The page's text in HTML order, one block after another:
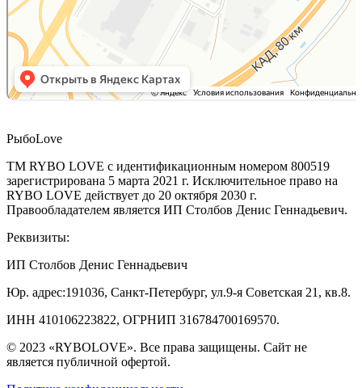
РыбоLove
ТМ RYBO LOVE с идентификационным номером 800519
зарегистрирована 5 марта 2021 г. Исключительное право на
RYBO LOVE действует до 20 октября 2030 г.
Правообладателем является ИП Столбов Денис Геннадьевич.
Реквизиты:
ИП Столбов Денис Геннадьевич
Юр. адрес:191036, Санкт-Петербург, ул.9-я Советская 21, кв.8.
ИНН 410106223822, ОГРНИП 316784700169570.
© 2023 «RYBOLOVE». Все права защищены. Сайт не
является публичной офертой.